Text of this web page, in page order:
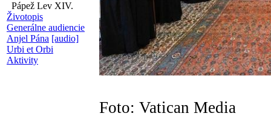
Pápež Lev XIV.
Životopis
Generálne audiencie
Anjel Pána [audio]
Urbi et Orbi
Aktivity
Foto: Vatican Media